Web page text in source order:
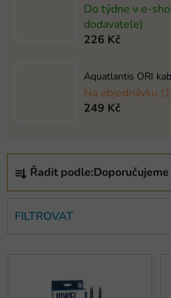
Do týdne v e-
dodavatele)
226 Kč
Aquatlantis ORI
Na objednávku
249 Kč
Ř
z
Řadit podle:Doporučujeme
FILTROVAT